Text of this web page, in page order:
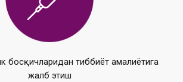
босқичларидан тиббиёт амалиётига
жалб этиш